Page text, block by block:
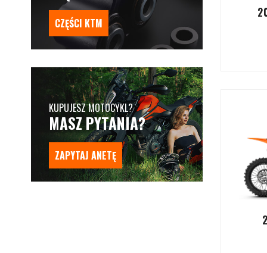
CZĘŚCI KTM
KUPUJESZ MOTOCYKL?
MASZ PYTANIA?
ZAPYTAJ ANETĘ